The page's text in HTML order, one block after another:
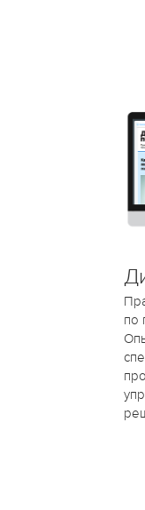
по